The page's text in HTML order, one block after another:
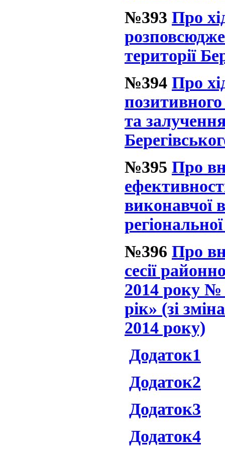
№393 Про
території
№394 Про
та
№395 Про
виконавчої
№396 Про
сесії
2014 року №
рік» (зі
2014 року)
Додаток1
Додаток2
Додаток3
Додаток4